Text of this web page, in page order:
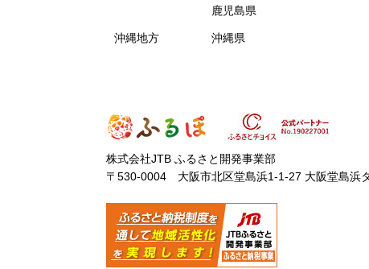
鹿児島県
沖縄地方 沖縄県
株式会社JTB ふるさと開発事業部
〒530-0004 大阪市北区堂島浜1-1-27 大阪堂島浜